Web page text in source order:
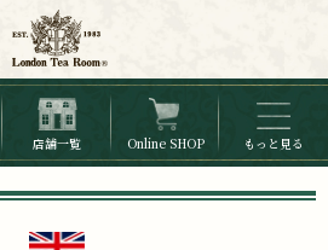
店舗一覧 Online SHOP もっと見る